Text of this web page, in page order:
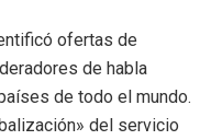
ofertas de
de habla
de todo el mundo.
del servicio